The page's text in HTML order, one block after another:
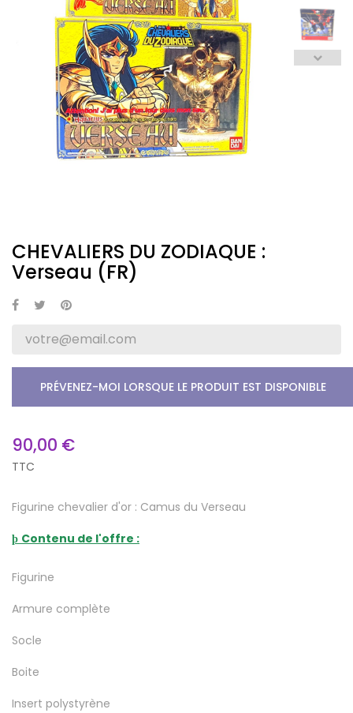
CHEVALIERS DU ZODIAQUE :
Verseau (FR)
PRÉVENEZ-MOI LORSQUE LE PRODUIT EST DISPONIBLE
90,00 €
TTC
Figurine chevalier d'or : Camus du Verseau
þ Contenu de l'offre :
Figurine
Armure complète
Socle
Boite
Insert polystyrène